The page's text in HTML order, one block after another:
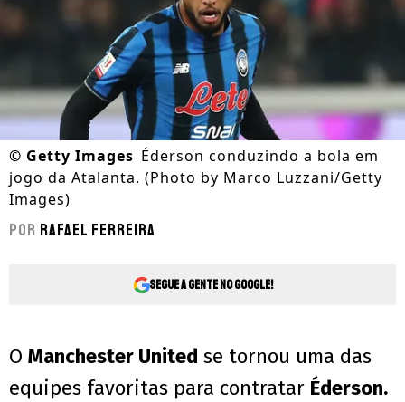
© Getty Images Éderson conduzindo a bola em
jogo da Atalanta. (Photo by Marco Luzzani/Getty
Images)
Por Rafael Ferreira
Segue a gente no Google!
O Manchester United se tornou uma das
equipes favoritas para contratar Éderson.